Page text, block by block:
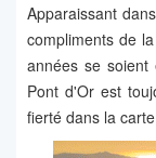
Apparaissant
compliments de
années se soient
Pont d'Or est
fierté dans la